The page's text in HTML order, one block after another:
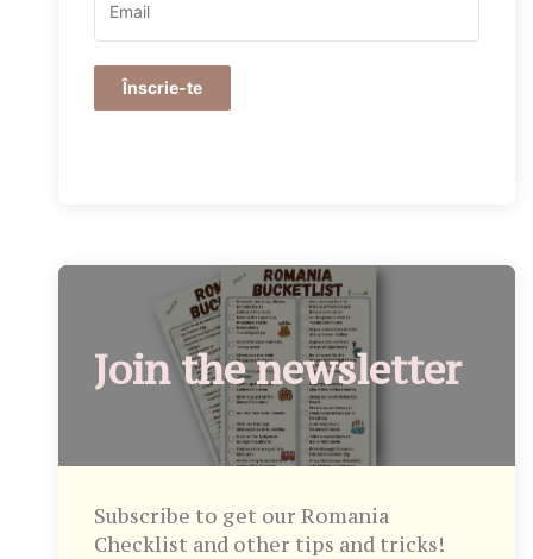
Înscrie-te
Join the newsletter
Subscribe to get our Romania
Checklist and other tips and tricks!